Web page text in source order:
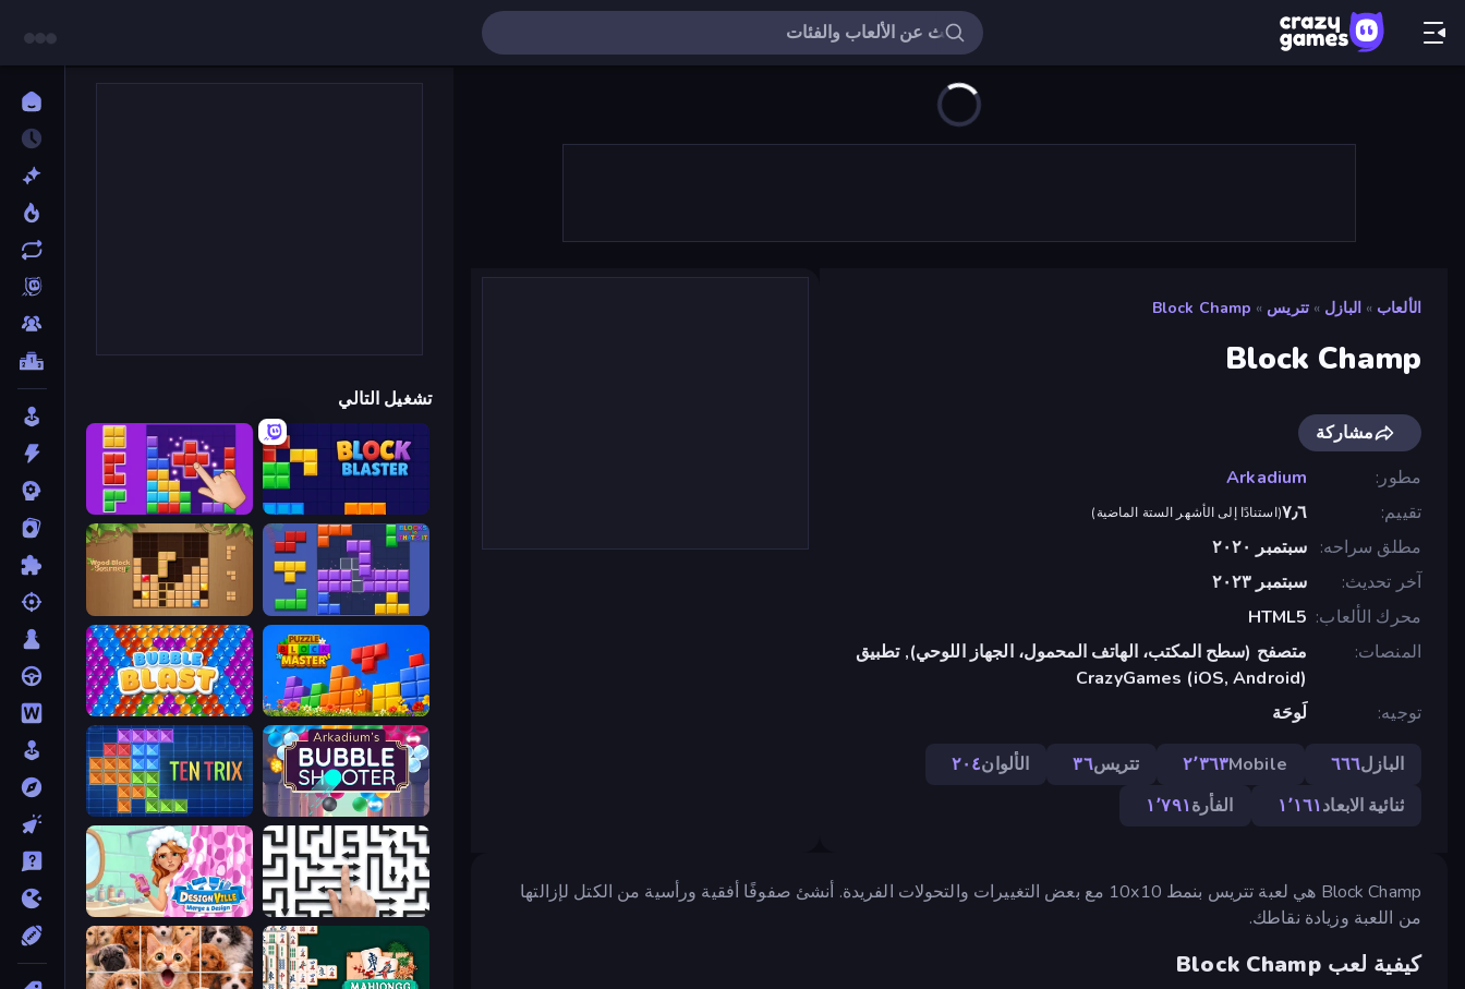
الألعاب » البازل » تتريس »
Block Champ
Block Champ
مشاركة
مطور
Arkadium
تقييم
٧٫٦(استنادًا إلى الأشهر الستة الماضية)
مطلق سراحه
سبتمبر ٢٠٢٠
آخر تحديث
سبتمبر ٢٠٢٣
محرك الألعاب HTML5
المنصات
متصفح (سطح المكتب، الهاتف المحمول، الجهاز اللوحي), تطبيق
CrazyGames (iOS, Android)
توجيه
لَوحَة
البازل٦٦٦ Mobile٢٬٣٦٣ تتريس٣٦ الألوان٢٠٤
ثنائية الابعاد١٬١٦١ الفأرة١٬٧٩١
Block Champ هي لعبة تتريس بنمط 10x10 مع بعض التغييرات والتحولات الفريدة. أنشئ صفوفًا أفقية ورأسية من الكتل لإزالتها
من اللعبة وزيادة نقاطك.
كيفية لعب Block Champ
تشغيل التالي
Block Blaster
BlockBuster Puzzle
Blocks and that’s it
Wood Block Journey
Puzzle Block Master
Bubble Blast
TenTrix
Arrow Escape: Puzzle
Designville: Merge & Design